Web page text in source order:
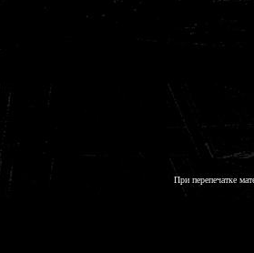
При перепечатке